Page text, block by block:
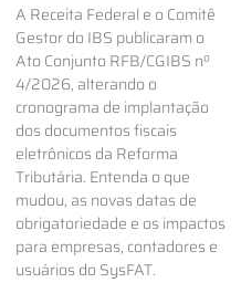
A Receita Federal e o Comitê
Gestor do IBS publicaram o
Ato Conjunto RFB/CGIBS nº
4/2026, alterando o
cronograma de implantação
dos documentos fiscais
eletrônicos da Reforma
Tributária. Entenda o que
mudou, as novas datas de
obrigatoriedade e os impactos
para empresas, contadores e
usuários do SysFAT.